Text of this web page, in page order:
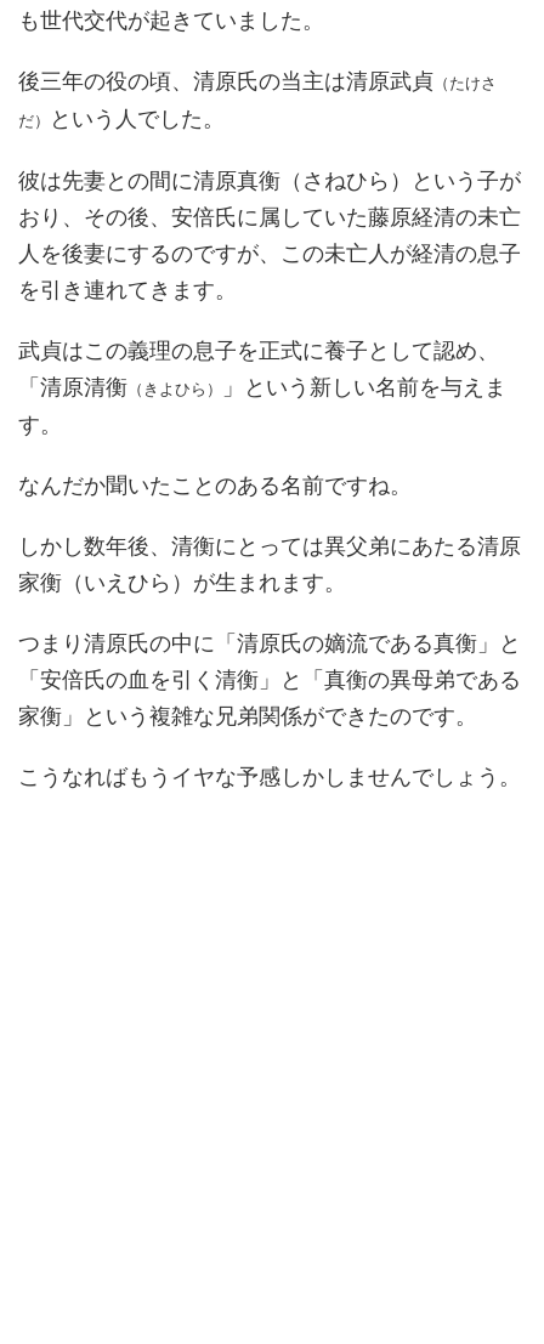
も世代交代が起きていました。
後三年の役の頃、清原氏の当主は清原武貞 （たけさ
だ）
という人でした。
彼は先妻との間に清原真衡（さねひら）という子が
おり、その後、安倍氏に属していた藤原経清の未亡
人を後妻にするのですが、この未亡人が経清の息子
を引き連れてきます。
武貞はこの義理の息子を正式に養子として認め、
「清原清衡 （きよひら）
」という新しい名前を与えま
す。
なんだか聞いたことのある名前ですね。
しかし数年後、清衡にとっては異父弟にあたる清原
家衡（いえひら）が生まれます。
つまり清原氏の中に「清原氏の嫡流である真衡」と
「安倍氏の血を引く清衡」と「真衡の異母弟である
家衡」という複雑な兄弟関係ができたのです。
こうなればもうイヤな予感しかしませんでしょう。